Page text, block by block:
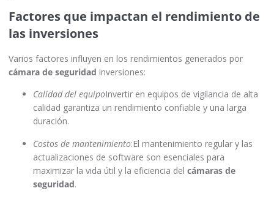
Factores que impactan el rendimiento de
las inversiones
Varios factores influyen en los rendimientos generados por
cámara de seguridad inversiones:
Calidad del equipoInvertir en equipos de vigilancia de alta
calidad garantiza un rendimiento confiable y una larga
duración.
Costos de mantenimiento:El mantenimiento regular y las
actualizaciones de software son esenciales para
maximizar la vida útil y la eficiencia del cámaras de
seguridad.